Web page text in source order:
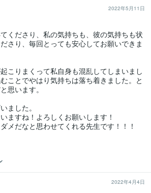
2022年5月11日
くださり、私の気持ちも、彼の気持ちも状
さり、毎回とっても安心してお願いできま
こりまくって私自身も混乱してしまいまし
ことでやはり気持ちは落ち着きました。と
思います。
ました。
ますね！よろしくお願いします！
メだなと思わせてくれる先生です！！！
2022年4月4日